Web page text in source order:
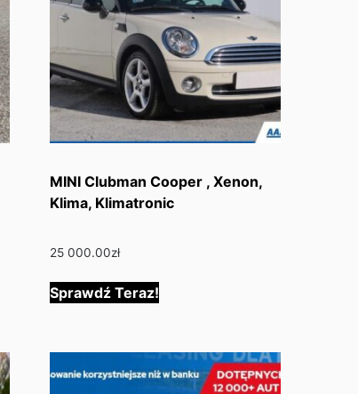
MINI Clubman Cooper , Xenon,
Klima, Klimatronic
25 000.00zł
Sprawdź Teraz!